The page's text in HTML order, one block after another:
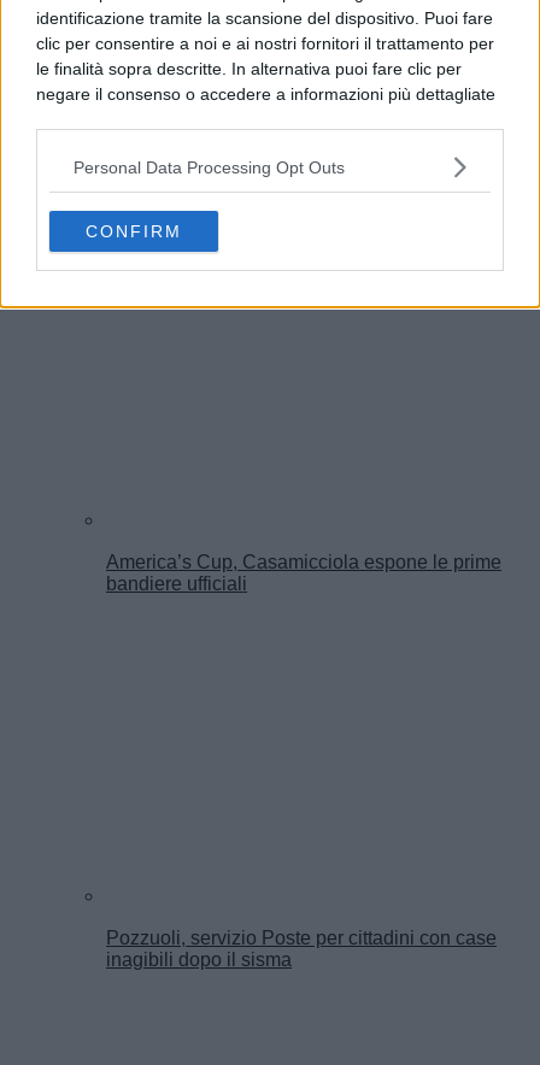
identificazione tramite la scansione del dispositivo. Puoi fare
clic per consentire a noi e ai nostri fornitori il trattamento per
le finalità sopra descritte. In alternativa puoi fare clic per
negare il consenso o accedere a informazioni più dettagliate
possono non richiedere il tuo consenso, ma hai il diritto di
opporti a tale trattamento. Le tue preferenze si
preferenze in qualsiasi momento ritornando su questo sito o
consultando la nostrainformativa sulla riservatezza.
Personal Data Processing Opt Outs
CONFIRM
Benevento, allerta meteo fino alle 21: l’avviso del
Comune
America’s Cup, Casamicciola espone le prime
bandiere ufficiali
Pozzuoli, servizio Poste per cittadini con case
inagibili dopo il sisma